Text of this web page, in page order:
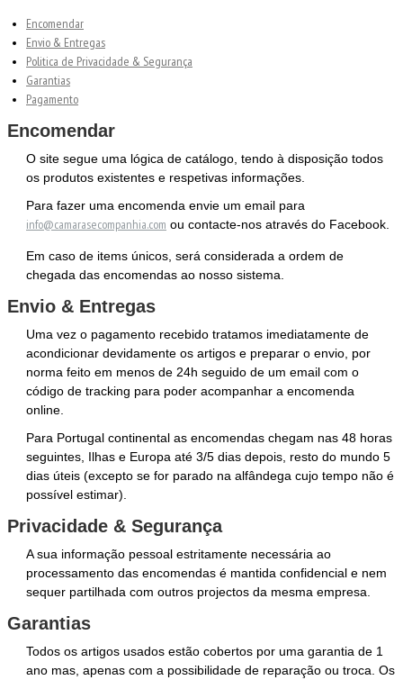
Encomendar
Envio & Entregas
Politica de Privacidade & Segurança
Garantias
Pagamento
Encomendar
O site segue uma lógica de catálogo, tendo à disposição todos
os produtos existentes e respetivas informações.
Para fazer uma encomenda envie um email para
info@camarasecompanhia.com ou contacte-nos através do Facebook.
Em caso de items únicos, será considerada a ordem de
chegada das encomendas ao nosso sistema.
Envio & Entregas
Uma vez o pagamento recebido tratamos imediatamente de
acondicionar devidamente os artigos e preparar o envio, por
norma feito em menos de 24h seguido de um email com o
código de tracking para poder acompanhar a encomenda
online.
Para Portugal continental as encomendas chegam nas 48 horas
seguintes, Ilhas e Europa até 3/5 dias depois, resto do mundo 5
dias úteis (excepto se for parado na alfândega cujo tempo não é
possível estimar).
Privacidade & Segurança
A sua informação pessoal estritamente necessária ao
processamento das encomendas é mantida confidencial e nem
sequer partilhada com outros projectos da mesma empresa.
Garantias
Todos os artigos usados estão cobertos por uma garantia de 1
ano mas, apenas com a possibilidade de reparação ou troca. Os